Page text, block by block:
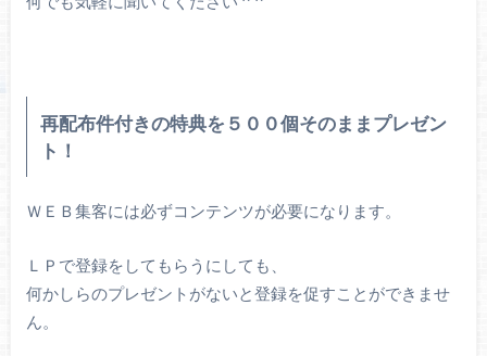
再配布件付きの特典を５００個そのままプレゼン
ト！
ＷＥＢ集客には必ずコンテンツが必要になります。
ＬＰで登録をしてもらうにしても、
何かしらのプレゼントがないと登録を促すことができませ
ん。